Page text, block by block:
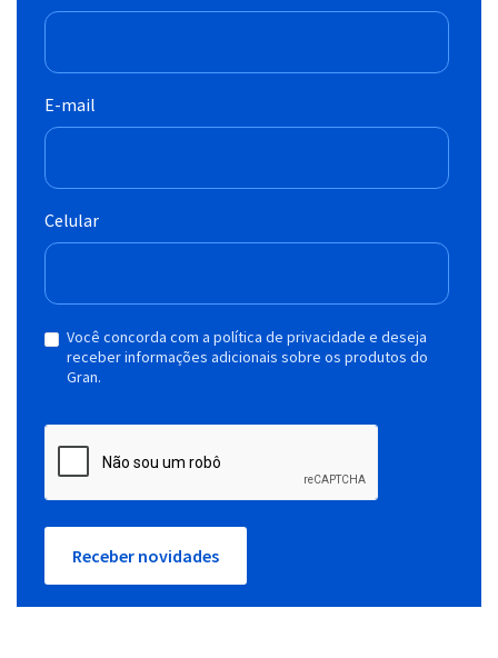
E-mail
Celular
Você concorda com a política de privacidade e deseja
receber informações adicionais sobre os produtos do
Gran.
Receber novidades